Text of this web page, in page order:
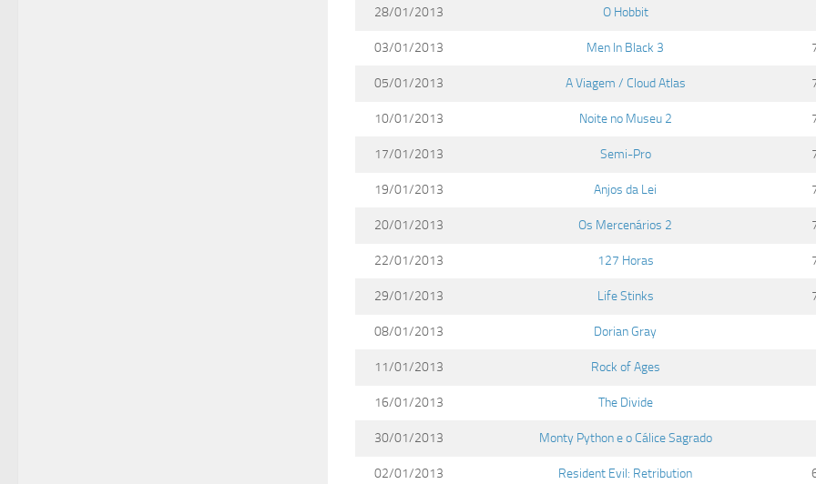
28/01/2013 O Hobbit
03/01/2013 Men In Black 3
05/01/2013 A Viagem / Cloud Atlas
10/01/2013 Noite no Museu 2
17/01/2013 Semi-Pro
19/01/2013 Anjos da Lei
20/01/2013 Os Mercenários 2
22/01/2013 127 Horas
29/01/2013 Life Stinks
08/01/2013 Dorian Gray
11/01/2013 Rock of Ages
16/01/2013 The Divide
30/01/2013 Monty Python e o Cálice Sagrado
02/01/2013 Resident Evil: Retribution